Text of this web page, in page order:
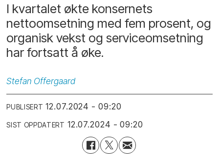
I kvartalet økte konsernets
nettoomsetning med fem prosent, og
organisk vekst og serviceomsetning
har fortsatt å øke.
Stefan Offergaard
PUBLISERT 12.07.2024 - 09:20
SIST OPPDATERT 12.07.2024 - 09:20